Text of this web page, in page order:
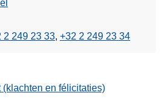
2 249 23 33 +32 2 249 23 34
(klachten en félicitaties)